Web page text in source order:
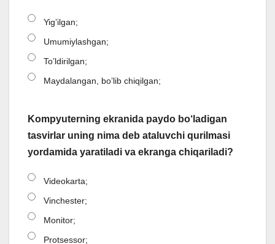
Yig’ilgan;
Umumiylashgan;
To’ldirilgan;
Maydalangan, bo’lib chiqilgan;
Kompyuterning ekranida paydo bo‘ladigan
tasvirlar uning nima deb ataluvchi qurilmasi
yordamida yaratiladi va ekranga chiqariladi?
Videokarta;
Vinchester;
Monitor;
Protsessor;